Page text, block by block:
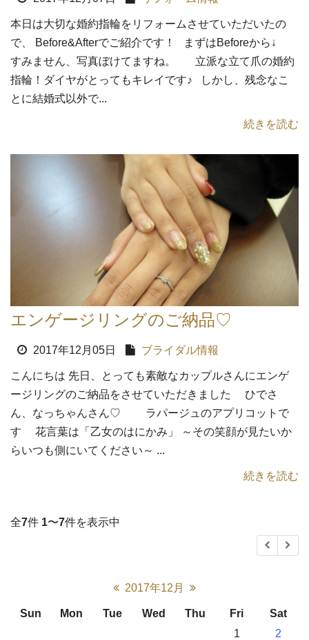
2017年12月
Sun Mon Tue Wed Thu Fri
Sat
1
2
本日は大切な婚約指輪をリフォームさせていただいたの
で、 Before&Afterでご紹介です！ まずはBeforeから↓
すみません、写真ぼけてますね。 立派な立て爪の婚約
指輪！ダイヤがとってもキレイです♪ しかし、残念なこ
とに結婚式以外で...
続きを読む
エンゲージリングのご納品♡
2017年12月05日 ブライダル情報
こんにちは 先日、とっても素敵なカップルさんにエンゲ
ージリングのご納品をさせていただきました ひでさ
ん、なっちゃんさん♡ ラパージュのアプリコットで
す 花言葉は「乙女のはにかみ」 ～その笑顔が見たいか
らいつも側にいてください～ ...
続きを読む
全7件 1〜7件を表示中